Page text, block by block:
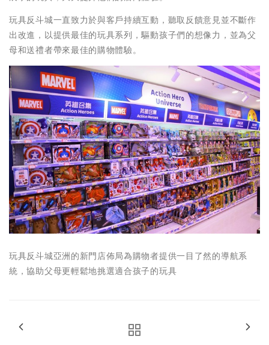
玩具反斗城一直致力於與客戶持續互動，聽取反饋意見並不斷作
出改進，以提供最佳的玩具系列，驅動孩子們的想像力，並為父
母和送禮者帶來最佳的購物體驗。
玩具反斗城亞洲的新門店佈局為購物者提供一目了然的導航系
統，協助父母更輕鬆地挑選適合孩子的玩具